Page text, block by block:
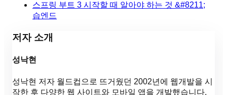
스프링 부트 3 시작할 때 알아야 하는 것 &#8211;
습엔드
저자 소개
성낙현
성낙현 저자 월드컵으로 뜨거웠던 2002년에 웹개발을 시
작한 후 다양한 웹 사이트와 모바일 앱을 개발했습니다.